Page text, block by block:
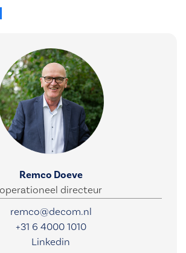
Remco Doeve
operationeel directeur
remco@decom.nl
+31 6 4000 1010
Linkedin